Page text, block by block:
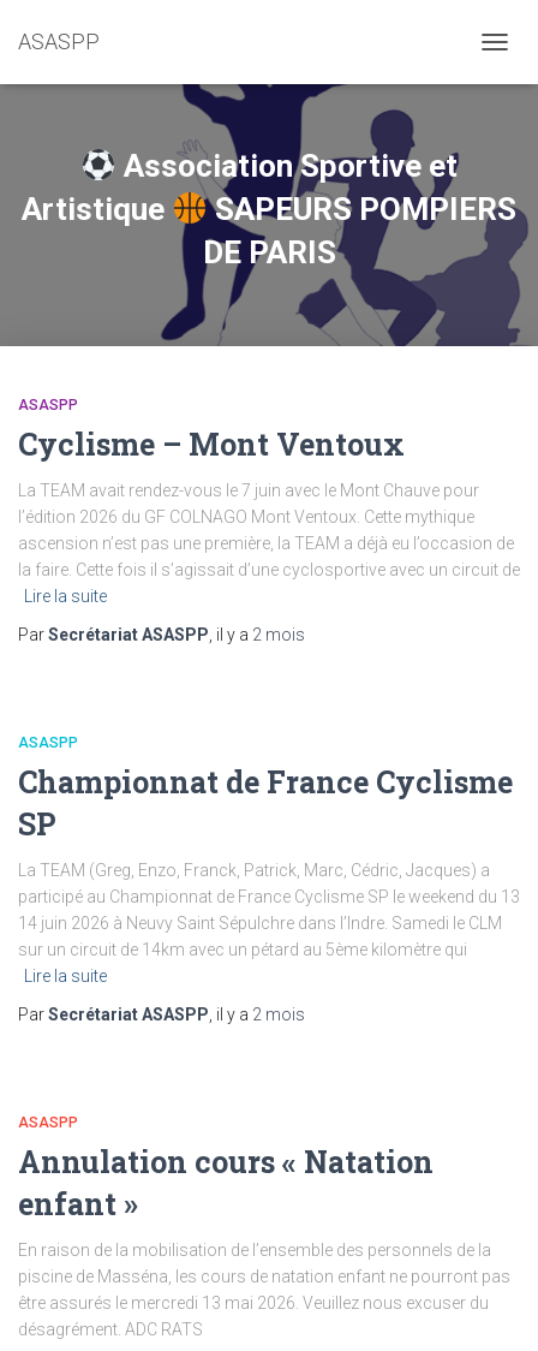
ASASPP
Association Sportive et
Artistique
SAPEURS POMPIERS
DE PARIS
ASASPP
Cyclisme – Mont Ventoux
La TEAM avait rendez-vous le 7 juin avec le Mont Chauve pour
l’édition 2026 du GF COLNAGO Mont Ventoux. Cette mythique
ascension n’est pas une première, la TEAM a déjà eu l’occasion de
la faire. Cette fois il s’agissait d’une cyclosportive avec un circuit de
Lire la suite
ParSecrétariat ASASPP , il y a 2 mois
ASASPP
Championnat de France Cyclisme
SP
La TEAM (Greg, Enzo, Franck, Patrick, Marc, Cédric, Jacques) a
participé au Championnat de France Cyclisme SP le weekend du 13
14 juin 2026 à Neuvy Saint Sépulchre dans l’Indre. Samedi le CLM
sur un circuit de 14km avec un pétard au 5ème kilomètre qui
Lire la suite
ParSecrétariat ASASPP , il y a 2 mois
ASASPP
Annulation cours « Natation
enfant »
En raison de la mobilisation de l’ensemble des personnels de la
piscine de Masséna, les cours de natation enfant ne pourront pas
être assurés le mercredi 13 mai 2026. Veuillez nous excuser du
désagrément. ADC RATS